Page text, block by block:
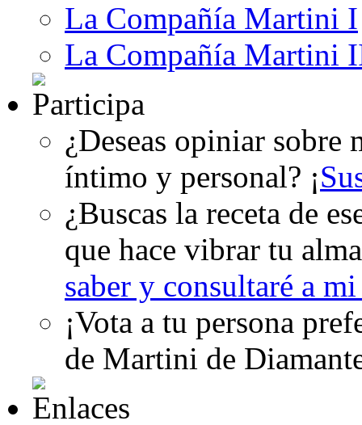
La Compañía Martini I
La Compañía Martini
¿Deseas opiniar sobre
íntimo y personal? ¡
¿Buscas la receta de
que hace vibrar tu
saber y consultaré a
¡Vota a tu persona
de Martini de